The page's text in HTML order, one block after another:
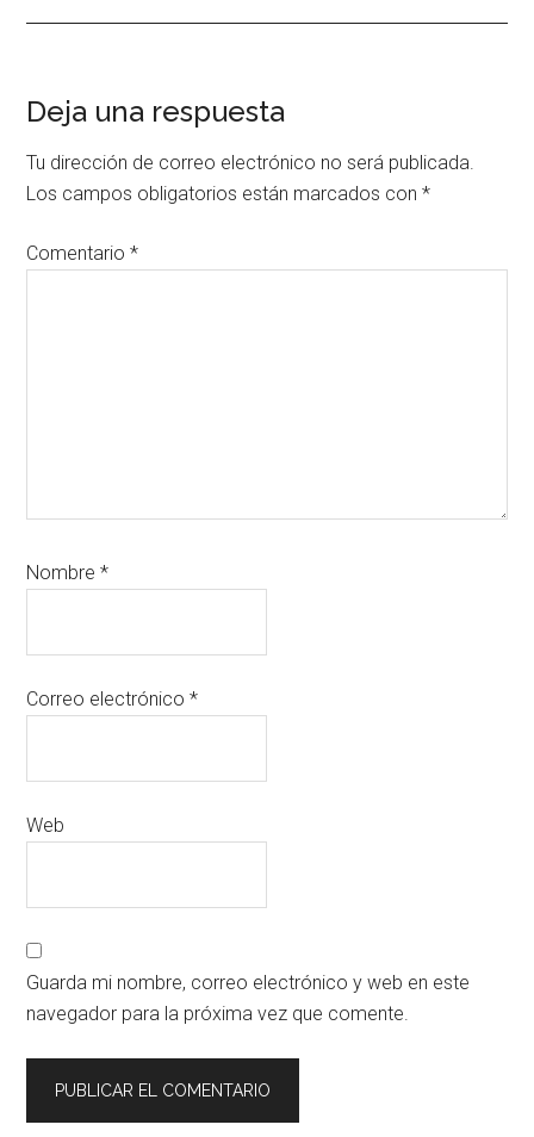
Interacciones
con
los
lectores
Deja una respuesta
Tu dirección de correo electrónico no será publicada.
Los campos obligatorios están marcados con*
Comentario*
Nombre*
Correo electrónico*
Web
Guarda mi nombre, correo electrónico y web en este
navegador para la próxima vez que comente.